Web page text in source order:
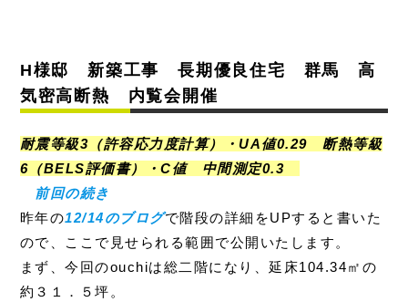
H様邸 新築工事 長期優良住宅 群馬 高
気密高断熱 内覧会開催
耐震等級3（許容応力度計算）・UA値0.29 断熱等級
6（BELS評価書）
・C値 中間測定0.3
前回の続き
昨年の12/14のブログで階段の詳細をUPすると書いた
ので、ここで見せられる範囲で公開いたします。
まず、今回のouchiは総二階になり、延床104.34㎡の
約３１．５坪。